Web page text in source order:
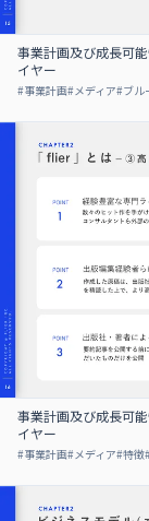
事業計画及び成⻑可
イヤー
#事業計画#メディア#ブル
事業計画及び成⻑可
イヤー
#事業計画#メディア#特徴